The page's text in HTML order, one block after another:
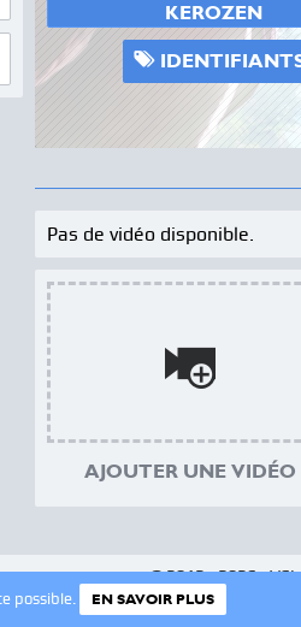
possible. EN SAVOIR PLUS
KEROZEN
Pas de vidéo disponible.
AJOUTER UNE VIDÉO
© 2012 - 2026 -